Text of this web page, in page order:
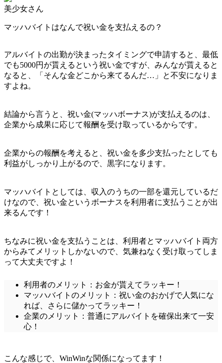
美少女さん
マッハバイトはなんで祝い金を支払えるの？
アルバイトの出勤が決まったタイミングで申請すると、最低
でも5000円が貰えるという祝い金ですが、みんなが貰えると
なると、「そんな金どこから来てるんだ…」と不安になりま
すよね。
結論から言うと、祝い金(マッハボーナス)が支払えるのは、
企業から成果に応じて報酬を受け取っているからです。
企業からの報酬を考えると、祝い金を多少支払ったとしても
利益がしっかり上がるので、黒字になります。
マッハバイトとしては、収入のうちの一部を還元しているだ
けなので、祝い金というボーナスを利用者に支払うことが出
来るんです！
ちなみに祝い金を支払うことは、利用者とマッハバイト両方
からみてメリットしかないので、気兼ねなく受け取ってしま
って大丈夫ですよ！
利用者のメリット：お金が貰えてラッキー！
マッハバイトのメリット：祝い金のおかげで人気にな
れば、さらに儲かってラッキー！
企業のメリット：普通にアルバイトを確保出来て一安
心！
こんな感じで、WinWinな関係になってます！